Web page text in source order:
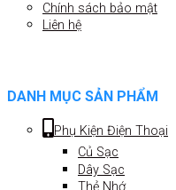
Chính sách bảo mật
Liên hệ
DANH MỤC SẢN PHẨM
Phụ Kiện Điện Thoại
Củ Sạc
Dây Sạc
Thẻ Nhớ